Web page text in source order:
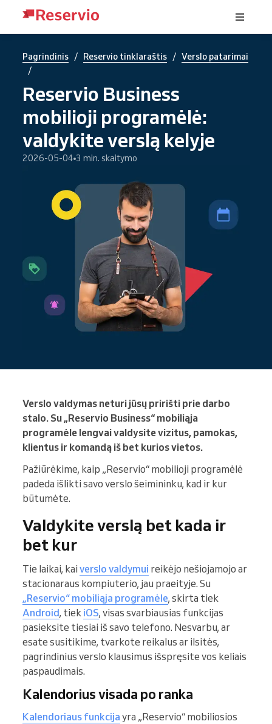
Pagrindinis / Reservio tinklaraštis / Verslo patarimai
/
Reservio Business
mobilioji programėlė:
valdykite verslą kelyje
2026-05-04 3 min. skaitymo
Verslo valdymas neturi jūsų pririšti prie darbo
stalo. Su „Reservio Business“ mobiliąja
programėle lengvai valdysite vizitus, pamokas,
klientus ir komandą iš bet kurios vietos.
Pažiūrėkime, kaip „Reservio“ mobilioji programėlė
padeda išlikti savo verslo šeimininku, kad ir kur
būtumėte.
Valdykite verslą bet kada ir
bet kur
Tie laikai, kai verslo valdymui reikėjo nešiojamojo ar
stacionaraus kompiuterio, jau praeityje. Su
„Reservio“ mobiliąja programėle, skirta tiek
Android, tiek iOS, visas svarbiausias funkcijas
pasieksite tiesiai iš savo telefono. Nesvarbu, ar
esate susitikime, tvarkote reikalus ar ilsitės,
pagrindinius verslo klausimus išspręsite vos keliais
paspaudimais.
Kalendorius visada po ranka
Kalendoriaus funkcija yra „Reservio“ mobiliosios